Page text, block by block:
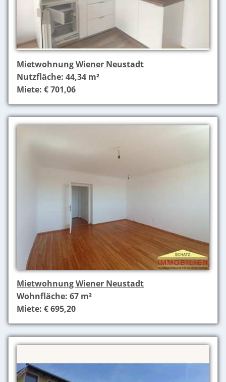
Mietwohnung Wiener Neustadt
Nutzfläche: 44,34 m²
Miete: € 701,06
Mietwohnung Wiener Neustadt
Wohnfläche: 67 m²
Miete: € 695,20